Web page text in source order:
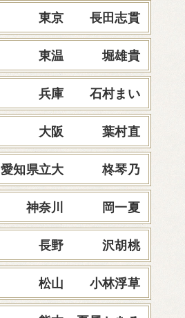
東京 長田志貫
東温 堀雄貴
兵庫 石村まい
大阪 葉村直
愛知県立大 柊琴乃
神奈川 岡一夏
長野 沢胡桃
松山 小林浮草